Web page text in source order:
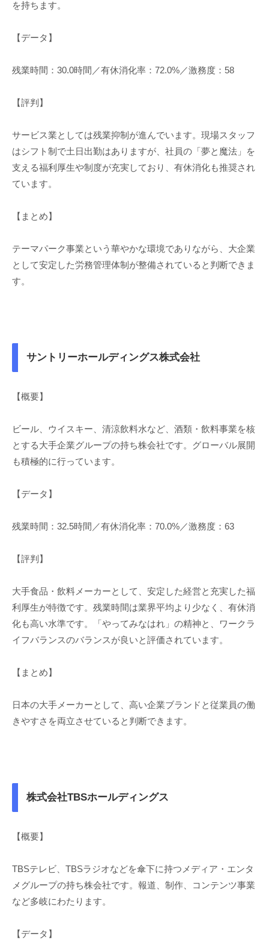
を持ちます。
【データ】
残業時間：30.0時間／有休消化率：72.0%／激務度：58
【評判】
サービス業としては残業抑制が進んでいます。現場スタッフ
はシフト制で土日出勤はありますが、社員の「夢と魔法」を
支える福利厚生や制度が充実しており、有休消化も推奨され
ています。
【まとめ】
テーマパーク事業という華やかな環境でありながら、大企業
として安定した労務管理体制が整備されていると判断できま
す。
サントリーホールディングス株式会社
【概要】
ビール、ウイスキー、清涼飲料水など、酒類・飲料事業を核
とする大手企業グループの持ち株会社です。グローバル展開
も積極的に行っています。
【データ】
残業時間：32.5時間／有休消化率：70.0%／激務度：63
【評判】
大手食品・飲料メーカーとして、安定した経営と充実した福
利厚生が特徴です。残業時間は業界平均より少なく、有休消
化も高い水準です。「やってみなはれ」の精神と、ワークラ
イフバランスのバランスが良いと評価されています。
【まとめ】
日本の大手メーカーとして、高い企業ブランドと従業員の働
きやすさを両立させていると判断できます。
株式会社TBSホールディングス
【概要】
TBSテレビ、TBSラジオなどを傘下に持つメディア・エンタ
メグループの持ち株会社です。報道、制作、コンテンツ事業
など多岐にわたります。
【データ】